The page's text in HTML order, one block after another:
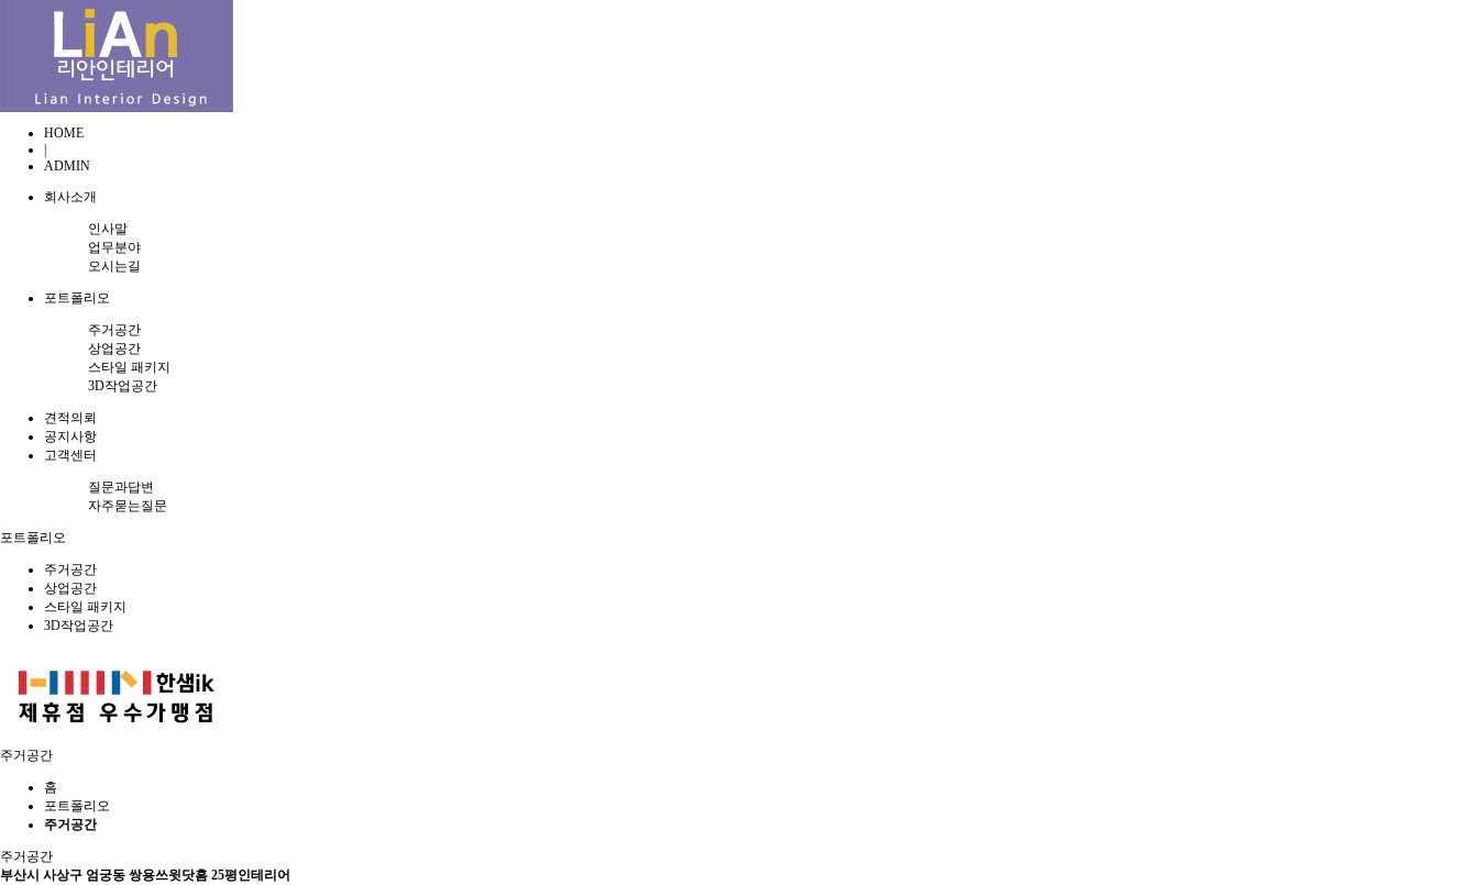
HOME
ADMIN
회사소개
인사말
업무분야
오시는길
포트폴리오
주거공간
상업공간
스타일 패키지
3D작업공간
견적의뢰
공지사항
고객센터
질문과답변
자주묻는질문
포트폴리오
주거공간
상업공간
스타일 패키지
3D작업공간
주거공간
홈
포트폴리오
주거공간
주거공간
부산시 사상구 엄궁동 쌍용쓰윗닷홈 25평인테리어